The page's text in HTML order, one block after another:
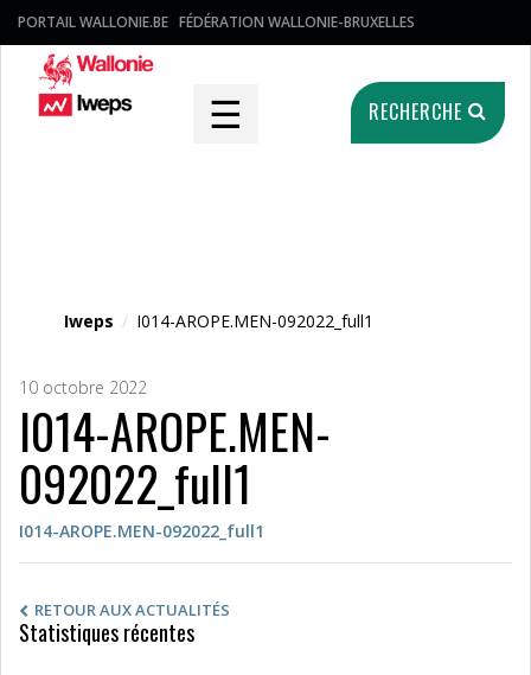
PORTAIL WALLONIE.BE FÉDÉRATION WALLONIE-BRUXELLES
☰ RECHERCHE
Iweps / I014-AROPE.MEN-092022_full1
10 octobre 2022
I014-AROPE.MEN-
092022_full1
I014-AROPE.MEN-092022_full1
RETOUR AUX ACTUALITÉS
Statistiques récentes